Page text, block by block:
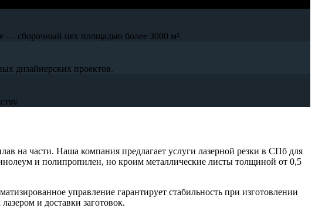
— сборочный цех площадью более 3000 м².
дизайнерских проектов.
на части. Наша компания предлагает услуги лазерной резки в СПб для
и полипропилен, но кроим металлические листы толщиной от 0,5
управление гарантирует стабильность при изготовлении
и доставки заготовок.